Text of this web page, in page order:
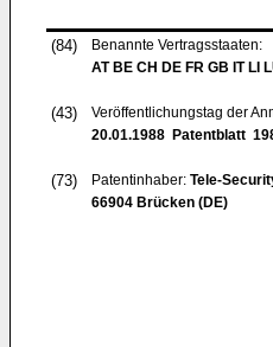
(84)
Benannte Vertragsstaaten:
AT BE CH DE FR GB IT LI
(43)
Veröffentlichungstag der
20.01.1988 Patentblatt
(73) Patentinhaber: Tele-
66904 Brücken (DE)